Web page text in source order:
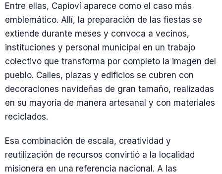
Entre ellas, Capioví aparece como el caso más
emblemático. Allí, la preparación de las fiestas se
extiende durante meses y convoca a vecinos,
instituciones y personal municipal en un trabajo
colectivo que transforma por completo la imagen del
pueblo. Calles, plazas y edificios se cubren con
decoraciones navideñas de gran tamaño, realizadas
en su mayoría de manera artesanal y con materiales
reciclados.
Esa combinación de escala, creatividad y
reutilización de recursos convirtió a la localidad
misionera en una referencia nacional. A las